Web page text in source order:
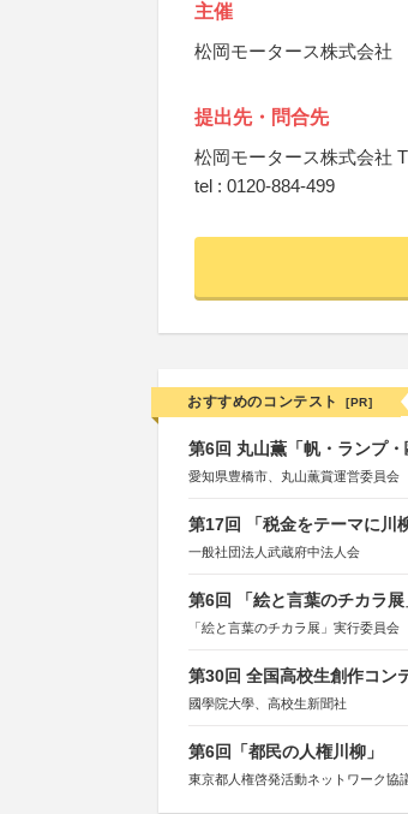
主催
松岡モータース株式会社
提出先・問合先
松岡モータース株式会社
tel : 0120-884-499
おすすめのコンテスト [PR]
第6回 丸山薫「帆・ランプ
愛知県豊橋市、丸山薫賞運営委員会
第17回 「税金をテーマに川
一般社団法人武蔵府中法人会
第6回 「絵と言葉のチカラ展
「絵と言葉のチカラ展」実行委員会
第30回 全国高校生創作コン
國學院大學、高校生新聞社
第6回「都民の人権川柳」
東京都人権啓発活動ネットワーク協